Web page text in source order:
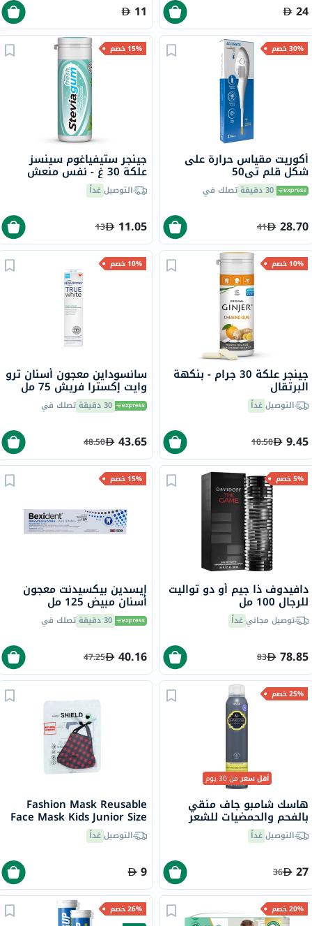
24
11
30% خصم
أكوريت مقياس حرارة على
شكل قلم تي50
30 دقيقة تصلك في
28.70
41
15% خصم
جينجر ستيفياغوم سينسز
علكة 30 غ - نفس منعش
التوصيلغداً
11.05
13
10% خصم
جينجر علكة 30 جرام - بنكهة
البرتقال
التوصيلغداً
9.45
10.50
10% خصم
سانسوداين معجون أسنان ترو
وايت إكسترا فريش 75 مل
30 دقيقة تصلك في
43.65
48.50
5% خصم
دافيدوف ذا جيم أو دو تواليت
للرجال 100 مل
توصيل مجانيغداً
78.85
83
15% خصم
إيسدين بيكسيدنت معجون
أسنان مبيض 125 مل
30 دقيقة تصلك في
40.16
47.25
25% خصم
أقل سعرمن 30 يوم
هاسك شامبو جاف منقي
بالفحم والحمضيات للشعر
الدهني 122 جرام
التوصيلغداً
27
36
Fashion Mask Reusable
Face Mask Kids Junior Size
ILS007
التوصيلغداً
9
20% خصم
26% خصم